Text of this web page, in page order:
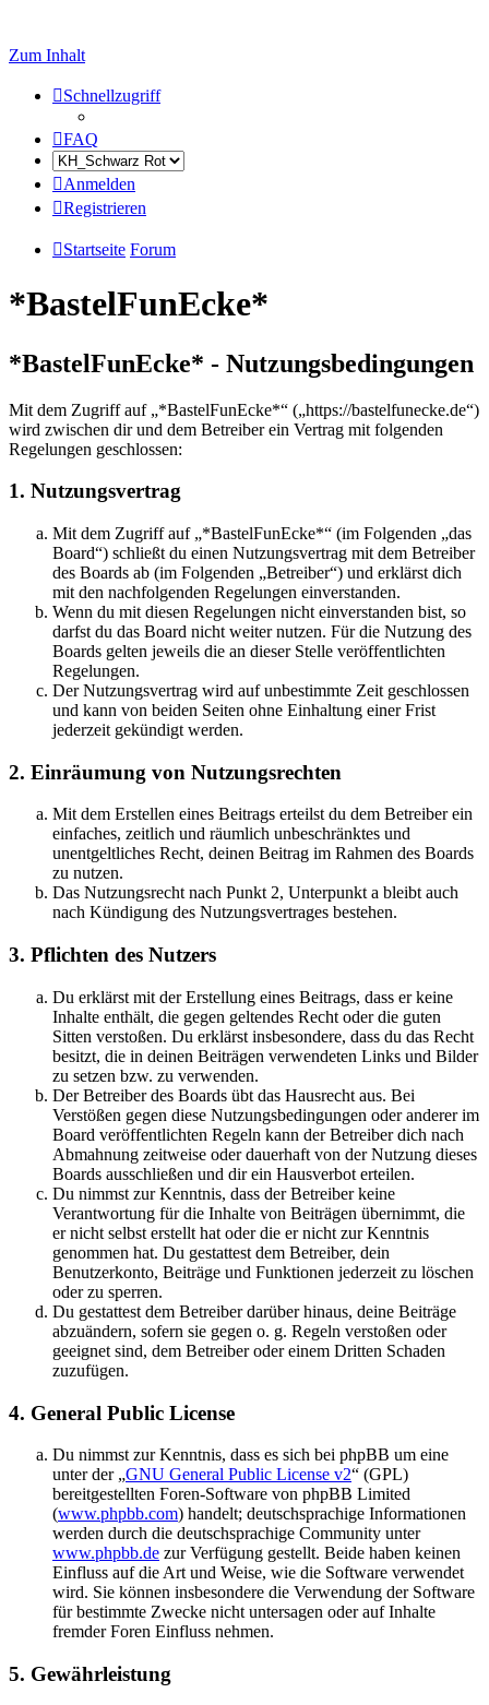
Zum Inhalt
Schnellzugriff
FAQ
Anmelden
Registrieren
Startseite Forum
*BastelFunEcke*
*BastelFunEcke* - Nutzungsbedingungen
Mit dem Zugriff auf „*BastelFunEcke*“ („https://bastelfunecke.de“)
wird zwischen dir und dem Betreiber ein Vertrag mit folgenden
Regelungen geschlossen:
1. Nutzungsvertrag
Mit dem Zugriff auf „*BastelFunEcke*“ (im Folgenden „das
Board“) schließt du einen Nutzungsvertrag mit dem Betreiber
des Boards ab (im Folgenden „Betreiber“) und erklärst dich
mit den nachfolgenden Regelungen einverstanden.
Wenn du mit diesen Regelungen nicht einverstanden bist, so
darfst du das Board nicht weiter nutzen. Für die Nutzung des
Boards gelten jeweils die an dieser Stelle veröffentlichten
Regelungen.
Der Nutzungsvertrag wird auf unbestimmte Zeit geschlossen
und kann von beiden Seiten ohne Einhaltung einer Frist
jederzeit gekündigt werden.
2. Einräumung von Nutzungsrechten
Mit dem Erstellen eines Beitrags erteilst du dem Betreiber ein
einfaches, zeitlich und räumlich unbeschränktes und
unentgeltliches Recht, deinen Beitrag im Rahmen des Boards
zu nutzen.
Das Nutzungsrecht nach Punkt 2, Unterpunkt a bleibt auch
nach Kündigung des Nutzungsvertrages bestehen.
3. Pflichten des Nutzers
Du erklärst mit der Erstellung eines Beitrags, dass er keine
Inhalte enthält, die gegen geltendes Recht oder die guten
Sitten verstoßen. Du erklärst insbesondere, dass du das Recht
besitzt, die in deinen Beiträgen verwendeten Links und Bilder
zu setzen bzw. zu verwenden.
Der Betreiber des Boards übt das Hausrecht aus. Bei
Verstößen gegen diese Nutzungsbedingungen oder anderer im
Board veröffentlichten Regeln kann der Betreiber dich nach
Abmahnung zeitweise oder dauerhaft von der Nutzung dieses
Boards ausschließen und dir ein Hausverbot erteilen.
Du nimmst zur Kenntnis, dass der Betreiber keine
Verantwortung für die Inhalte von Beiträgen übernimmt, die
er nicht selbst erstellt hat oder die er nicht zur Kenntnis
genommen hat. Du gestattest dem Betreiber, dein
Benutzerkonto, Beiträge und Funktionen jederzeit zu löschen
oder zu sperren.
Du gestattest dem Betreiber darüber hinaus, deine Beiträge
abzuändern, sofern sie gegen o. g. Regeln verstoßen oder
geeignet sind, dem Betreiber oder einem Dritten Schaden
zuzufügen.
4. General Public License
Du nimmst zur Kenntnis, dass es sich bei phpBB um eine
unter der „GNU General Public License v2“ (GPL)
bereitgestellten Foren-Software von phpBB Limited
(www.phpbb.com) handelt; deutschsprachige Informationen
werden durch die deutschsprachige Community unter
www.phpbb.de zur Verfügung gestellt. Beide haben keinen
Einfluss auf die Art und Weise, wie die Software verwendet
wird. Sie können insbesondere die Verwendung der Software
für bestimmte Zwecke nicht untersagen oder auf Inhalte
fremder Foren Einfluss nehmen.
5. Gewährleistung